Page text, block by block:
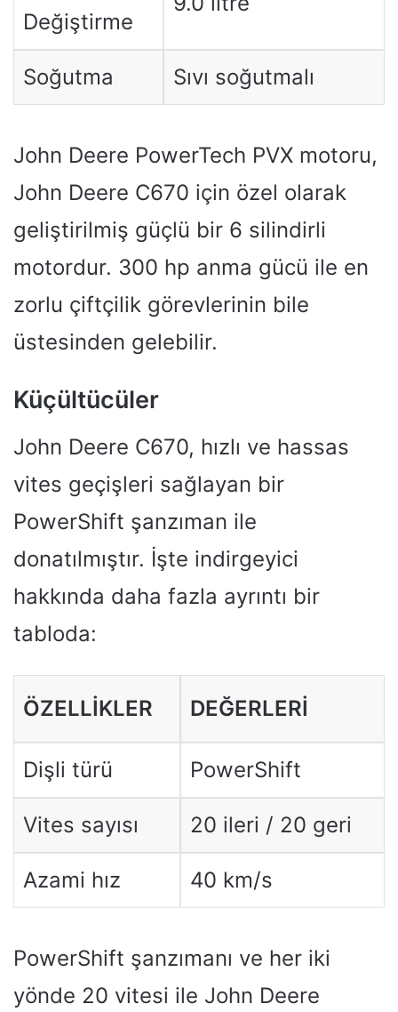
Değiştirme
Soğutma Sıvı soğutmalı
John Deere PowerTech PVX motoru,
John Deere C670 için özel olarak
geliştirilmiş güçlü bir 6 silindirli
motordur. 300 hp anma gücü ile en
zorlu çiftçilik görevlerinin bile
üstesinden gelebilir.
Küçültücüler
John Deere C670, hızlı ve hassas
vites geçişleri sağlayan bir
PowerShift şanzıman ile
donatılmıştır. İşte indirgeyici
hakkında daha fazla ayrıntı bir
tabloda:
ÖZELLIKLER DEĞERLERI
Dişli türü PowerShift
Vites sayısı 20 ileri / 20 geri
Azami hız 40 km/s
PowerShift şanzımanı ve her iki
yönde 20 vitesi ile John Deere